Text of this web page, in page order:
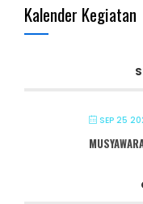
Kalender Kegiatan
SEP 25